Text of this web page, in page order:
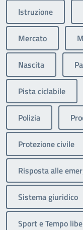
Istruzione
Mercato
Nascita
Pista ciclabile
Polizia
Protezione civile
Risposta alle
Sistema giuridico
Sport e Tempo